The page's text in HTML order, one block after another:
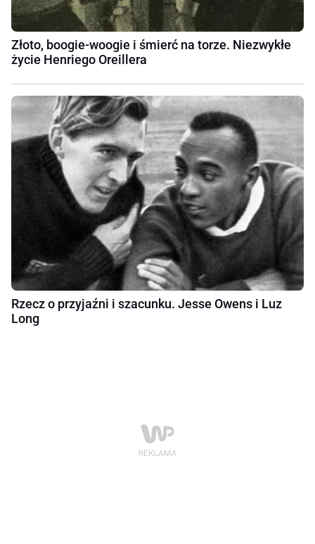
Złoto, boogie-woogie i śmierć na torze. Niezwykłe
życie Henriego Oreillera
Rzecz o przyjaźni i szacunku. Jesse Owens i Luz
Long